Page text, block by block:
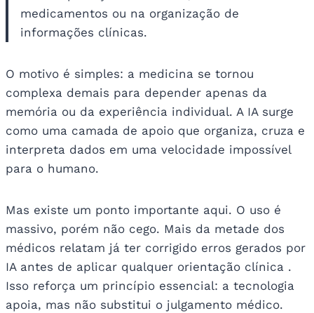
medicamentos ou na organização de
informações clínicas.
O motivo é simples: a medicina se tornou
complexa demais para depender apenas da
memória ou da experiência individual. A IA surge
como uma camada de apoio que organiza, cruza e
interpreta dados em uma velocidade impossível
para o humano.
Mas existe um ponto importante aqui. O uso é
massivo, porém não cego. Mais da metade dos
médicos relatam já ter corrigido erros gerados por
IA antes de aplicar qualquer orientação clínica .
Isso reforça um princípio essencial: a tecnologia
apoia, mas não substitui o julgamento médico.